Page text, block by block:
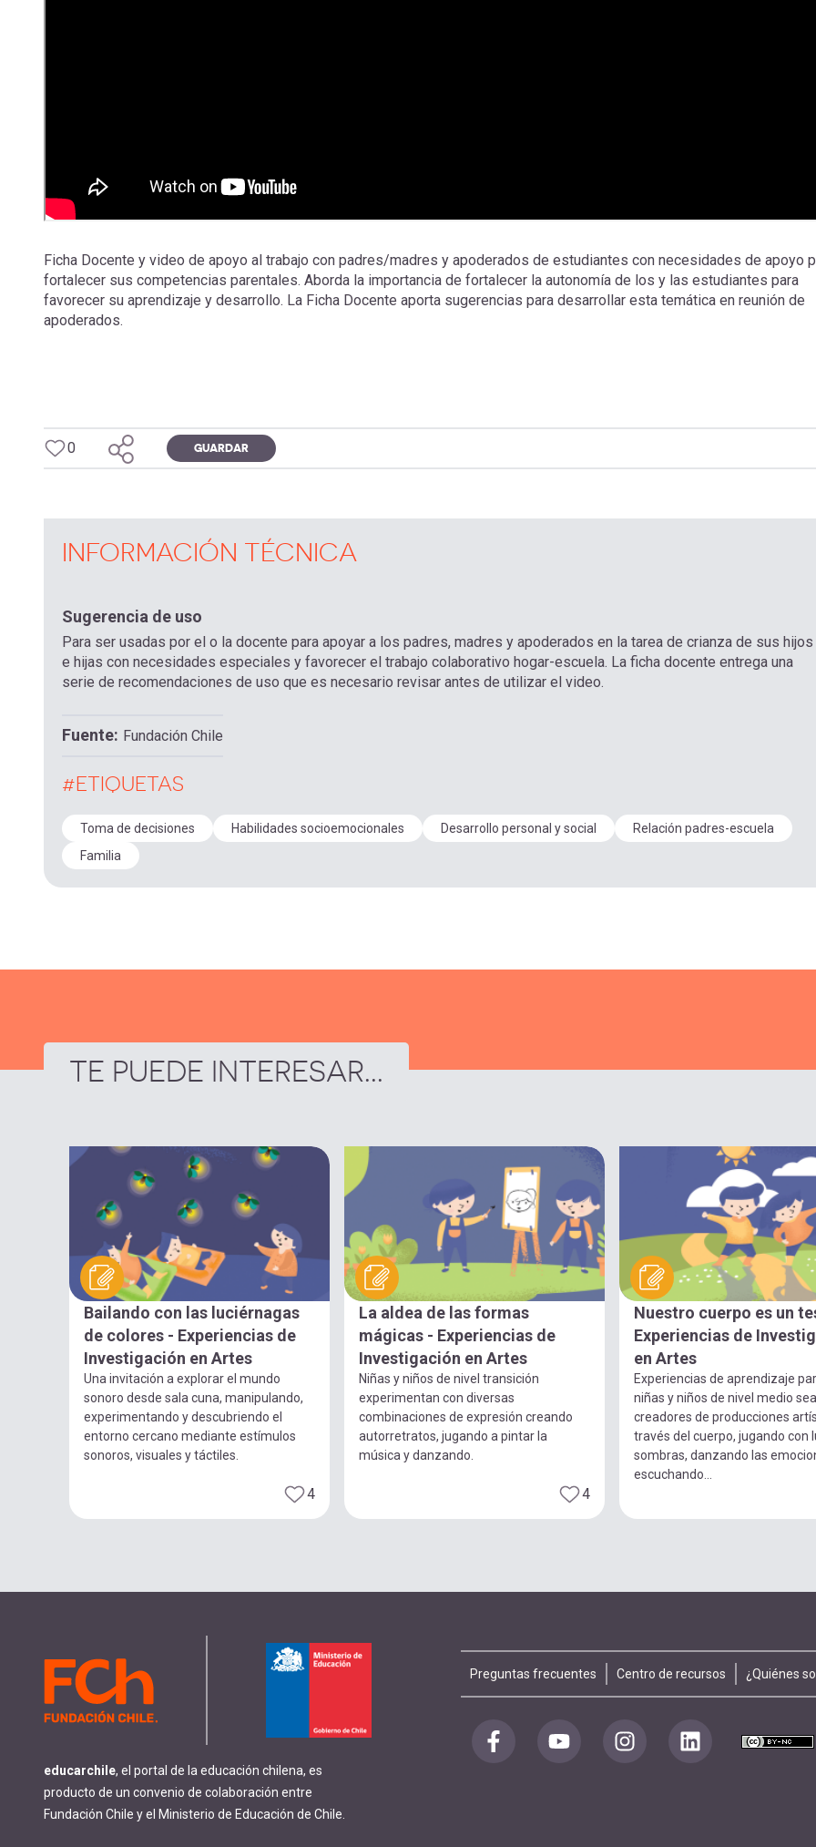
Ficha Docente y video de apoyo al trabajo con padres/madres y apoderados de estudiantes con necesidades de apoyo
fortalecer sus competencias parentales. Aborda la importancia de fortalecer la autonomía de los y las estudiantes para
favorecer su aprendizaje y desarrollo. La Ficha Docente aporta sugerencias para desarrollar esta temática en reunión de
apoderados.
0 GUARDAR
INFORMACIÓN TÉCNICA
Sugerencia de uso
Para ser usadas por el o la docente para apoyar a los padres, madres y apoderados en la tarea de crianza de sus hijos
e hijas con necesidades especiales y favorecer el trabajo colaborativo hogar-escuela. La ficha docente entrega una
serie de recomendaciones de uso que es necesario revisar antes de utilizar el video.
Fuente Fundación Chile
#ETIQUETAS
Toma de decisiones Habilidades socioemocionales Desarrollo personal y social
Relación padres-escuela
Familia
TE PUEDE INTERESAR...
Bailando con las luciérnagas
de colores - Experiencias de
Investigación en Artes
Una invitación a explorar el mundo
sonoro desde sala cuna, manipulando,
experimentando y descubriendo el
entorno cercano mediante estímulos
sonoros, visuales y táctiles.
4
La aldea de las formas
mágicas - Experiencias de
Investigación en Artes
Niñas y niños de nivel transición
experimentan con diversas
combinaciones de expresión creando
autorretratos, jugando a pintar la
música y danzando.
4
Nuestro cuerpo es un
Experiencias de
en Artes
Experiencias de aprendizaje
niñas y niños de nivel medio
creadores de producciones
través del cuerpo, jugando con
sombras, danzando las
escuchando...
educarchile, el portal de la educación chilena, es
producto de un convenio de colaboración entre
Fundación Chile y el Ministerio de Educación de Chile.
Footer
menu
Preguntas frecuentes Centro de recursos ¿Quiénes
Redes